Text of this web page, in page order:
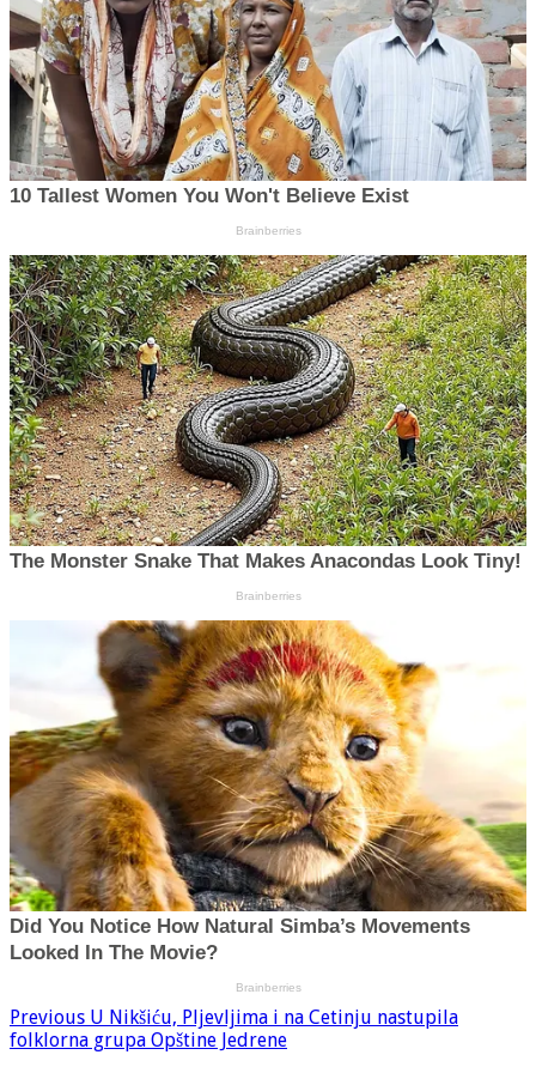
Previous U Nikšiću, Pljevljima i na Cetinju nastupila
folklorna grupa Opštine Jedrene